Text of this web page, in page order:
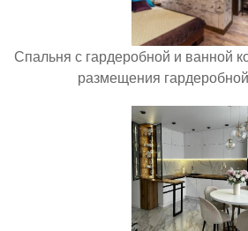
Спальня с гардеробной и ванной
размещения